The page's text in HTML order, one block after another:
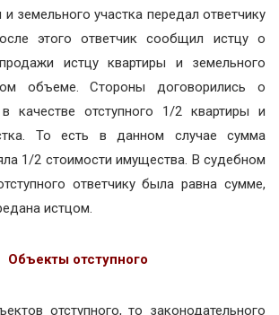
и земельного участка передал ответчику
этого ответчик сообщил истцу о
истцу квартиры и земельного
объеме. Стороны договорились о
качестве отступного 1/2 квартиры и
То есть в данном случае сумма
1/2 стоимости имущества. В судебном
ответчику была равна сумме,
истцом.
Объекты отступного
отступного, то законодательного